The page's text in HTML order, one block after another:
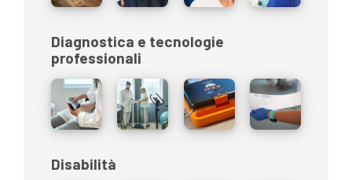
Diagnostica e tecnologie
professionali
Disabilità